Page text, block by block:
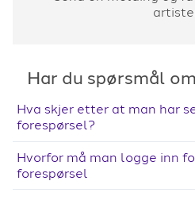
Har du spørsmål
Hva skjer etter at man har
forespørsel?
Hvorfor må man logge inn
forespørsel